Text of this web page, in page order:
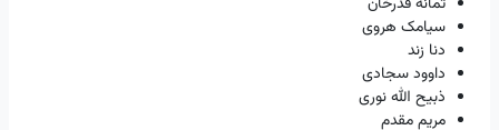
ثمانه قدرخان
سیامک هروی
دنا زند
داوود سجادی
ذبیح الله نوری
مریم مقدم